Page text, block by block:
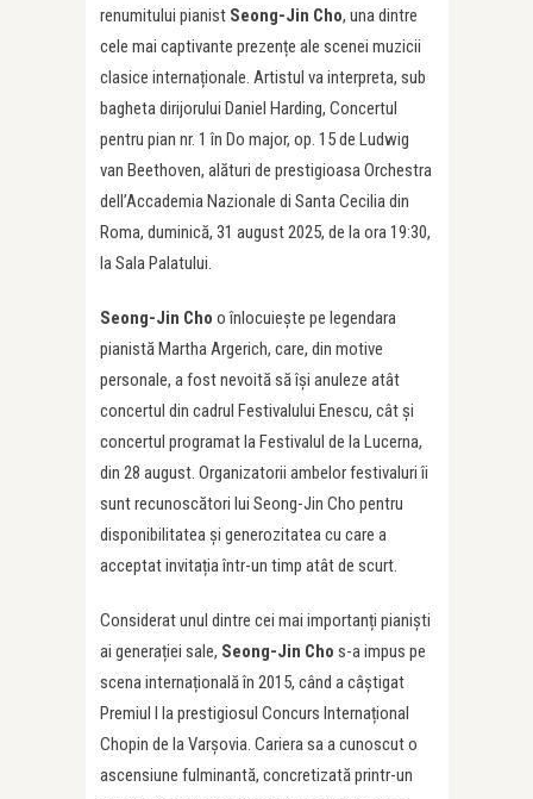
renumitului pianist Seong-Jin Cho, una dintre
cele mai captivante prezențe ale scenei muzicii
clasice internaționale. Artistul va interpreta, sub
bagheta dirijorului Daniel Harding, Concertul
pentru pian nr. 1 în Do major, op. 15 de Ludwig
van Beethoven, alături de prestigioasa Orchestra
dell’Accademia Nazionale di Santa Cecilia din
Roma, duminică, 31 august 2025, de la ora 19:30,
la Sala Palatului.
Seong-Jin Cho o înlocuiește pe legendara
pianistă Martha Argerich, care, din motive
personale, a fost nevoită să își anuleze atât
concertul din cadrul Festivalului Enescu, cât și
concertul programat la Festivalul de la Lucerna,
din 28 august. Organizatorii ambelor festivaluri îi
sunt recunoscători lui Seong-Jin Cho pentru
disponibilitatea și generozitatea cu care a
acceptat invitația într-un timp atât de scurt.
Considerat unul dintre cei mai importanți pianiști
ai generației sale, Seong-Jin Cho s-a impus pe
scena internațională în 2015, când a câștigat
Premiul I la prestigiosul Concurs Internațional
Chopin de la Varșovia. Cariera sa a cunoscut o
ascensiune fulminantă, concretizată printr-un